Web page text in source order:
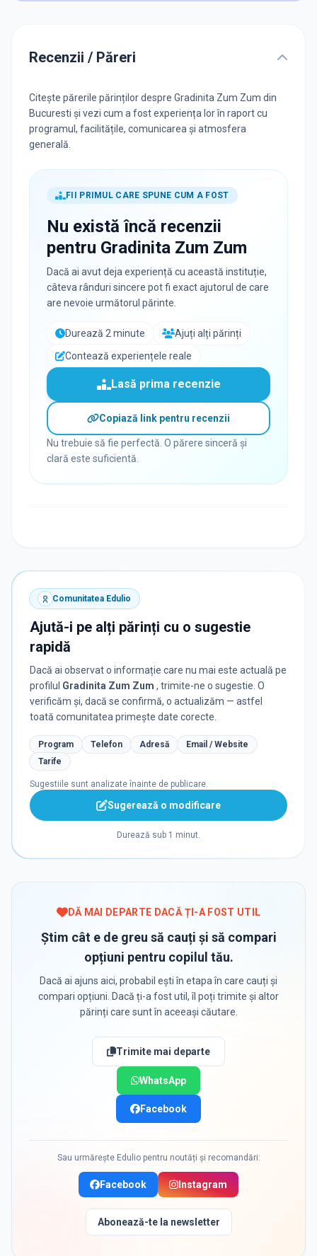
Recenzii / Păreri
Citește părerile părinților despre Gradinita Zum Zum din
Bucuresti și vezi cum a fost experiența lor în raport cu
programul, facilitățile, comunicarea și atmosfera
generală.
FII PRIMUL CARE SPUNE CUM A FOST
Nu există încă recenzii
pentru Gradinita Zum Zum
Dacă ai avut deja experiență cu această instituție,
câteva rânduri sincere pot fi exact ajutorul de care
are nevoie următorul părinte.
Durează 2 minute
Ajuți alți părinți
Contează experiențele reale
Lasă prima recenzie
Copiază link pentru recenzii
Nu trebuie să fie perfectă. O părere sinceră și
clară este suficientă.
Comunitatea Edulio
Ajută-i pe alți părinți cu o sugestie
rapidă
Dacă ai observat o informație care nu mai este actuală pe
profilul Gradinita Zum Zum , trimite-ne o sugestie. O
verificăm și, dacă se confirmă, o actualizăm — astfel
toată comunitatea primește date corecte.
Program Telefon Adresă
Email / Website
Tarife
Sugestiile sunt analizate înainte de publicare.
Sugerează o modificare
Durează sub 1 minut.
DĂ MAI DEPARTE DACĂ ȚI-A FOST UTIL
Știm cât e de greu să cauți și să compari
opțiuni pentru copilul tău.
Dacă ai ajuns aici, probabil ești în etapa în care cauți și
compari opțiuni. Dacă ți-a fost util, îl poți trimite și altor
părinți care sunt în aceeași căutare.
Trimite mai departe
WhatsApp
Facebook
Sau urmărește Edulio pentru noutăți și recomandări:
Facebook Instagram
Abonează-te la newsletter